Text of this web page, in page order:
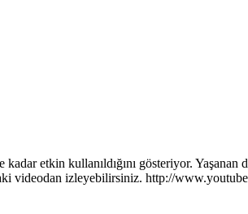
etkin kullanıldığını gösteriyor. Yaşanan
videodan izleyebilirsiniz. http://